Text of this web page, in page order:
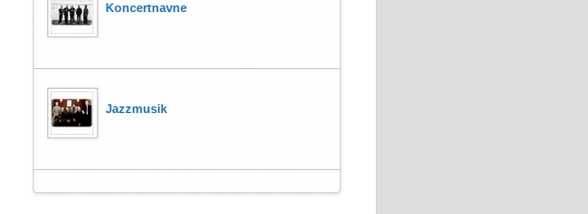
Koncertnavne
Jazzmusik